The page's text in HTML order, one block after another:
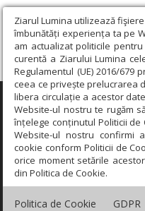
Ziarul Lumina utilizează
îmbunătăți experiența ta pe
am actualizat politicile
curentă a Ziarului Lumina
Regulamentul (UE) 2016/
ceea ce privește prelucrarea
libera circulație a acestor
Website-ul nostru te rugăm
înțelege conținutul Politicii de
Website-ul nostru confirmi
cookie conform Politicii de
orice moment setările
din Politica de Cookie.
Politica de Cookie GDPR